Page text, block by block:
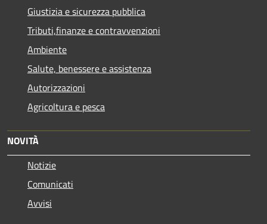
Giustizia e sicurezza pubblica
Tributi,finanze e contravvenzioni
Ambiente
Salute, benessere e assistenza
Autorizzazioni
Agricoltura e pesca
NOVITÀ
Notizie
Comunicati
Avvisi